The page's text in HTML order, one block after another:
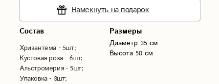
Намекнуть на подарок
Состав
Хризантема - 5шт;
Кустовая роза - 6шт;
Альстромерия - 5шт;
Упаковка - 3шт;
Размеры
Диаметр 35 см
Высота 50 см